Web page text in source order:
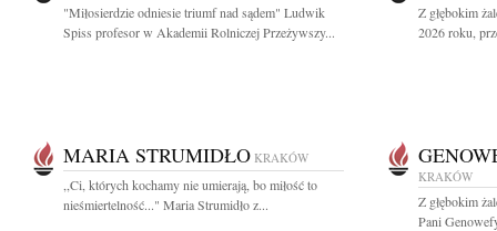
"Miłosierdzie odniesie triumf nad sądem" Ludwik
Spiss profesor w Akademii Rolniczej Przeżywszy...
Z głębokim
2026 roku,
MARIA STRUMIDŁO KRAKÓW
,,Ci, których kochamy nie umierają, bo miłość to
nieśmiertelność..." Maria Strumidło z...
KRAKÓW
Z głębokim
Pani